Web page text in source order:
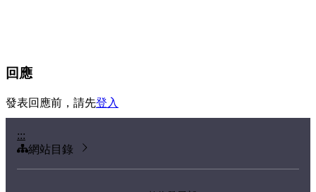
回應
發表回應前，請先登入
:::
網站目錄